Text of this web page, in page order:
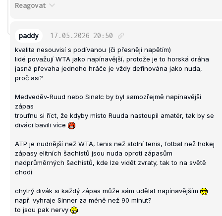
Reagovat
paddy 17.05.2026 20:50
kvalita nesouvisí s podívanou (či přesněji napětím)
lidé považují WTA jako napínavější, protože je to horská dráha
jasná převaha jednoho hráče je vždy definována jako nuda,
proč asi?
Medveděv-Ruud nebo Sinalc by byl samozřejmě napínavější
zápas
troufnu si říct, že kdyby místo Ruuda nastoupil amatér, tak by se
diváci bavili více
ATP je nudnější než WTA, tenis než stolní tenis, fotbal než hokej
zápasy elitních šachistů jsou nuda oproti zápasům
nadprůměrných šachistů, kde lze vidět zvraty, tak to na světě
chodí
chytrý divák si každý zápas může sám udělat napínavějším
např. vyhraje Sinner za méně než 90 minut?
to jsou pak nervy